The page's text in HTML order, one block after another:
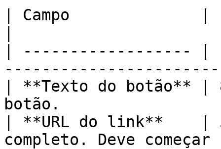
| Campo              |
| ------------------
| **Texto do botão** |
botão.
| **URL do link**    |
completo. Deve